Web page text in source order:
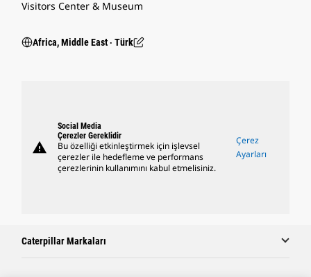
Visitors Center & Museum
Africa, Middle East ‧ Türk
warning
Social Media
Çerezler Gereklidir
Bu özelliği etkinleştirmek için işlevsel
çerezler ile hedefleme ve performans
çerezlerinin kullanımını kabul etmelisiniz.
Çerez
Ayarları
Caterpillar Markaları